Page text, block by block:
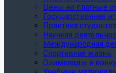
Цены на платные
Государственная
Практика
Научная
Международная
Спортивная жизнь
Олимпиады и